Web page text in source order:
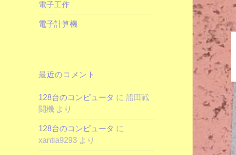
電子工作
電子計算機
最近のコメント
128台のコンピュータ に船田戦
闘機 より
128台のコンピュータ に
xantia9293 より